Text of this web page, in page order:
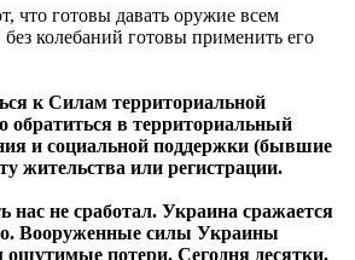
что готовы давать оружие всем
колебаний готовы применить его
к Силам территориальной
обратиться в территориальный
и социальной поддержки (бывшие
жительства или регистрации.
нас не сработал. Украина сражается
Вооруженные силы Украины
ощутимые потери. Сегодня десятки,